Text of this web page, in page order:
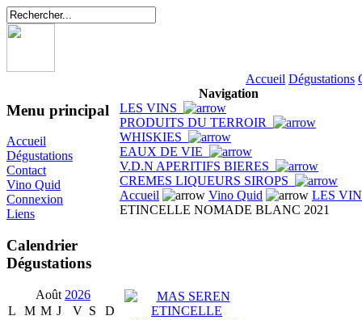
Accueil Dégustations
Menu principal
Accueil
Dégustations
Contact
Vino Quid
Connexion
Liens
Calendrier
Dégustations
Août 2026
L
M M J V S
D
Navigation
LES VINS
PRODUITS DU TERROIR
WHISKIES
EAUX DE VIE
V.D.N APERITIFS BIERES
CREMES LIQUEURS SIROPS
Accueil
Vino Quid
LES
ETINCELLE NOMADE BLANC 2021